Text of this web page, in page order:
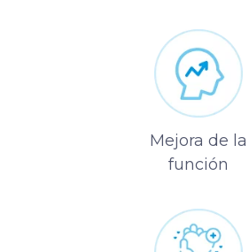
Mejora de la
función